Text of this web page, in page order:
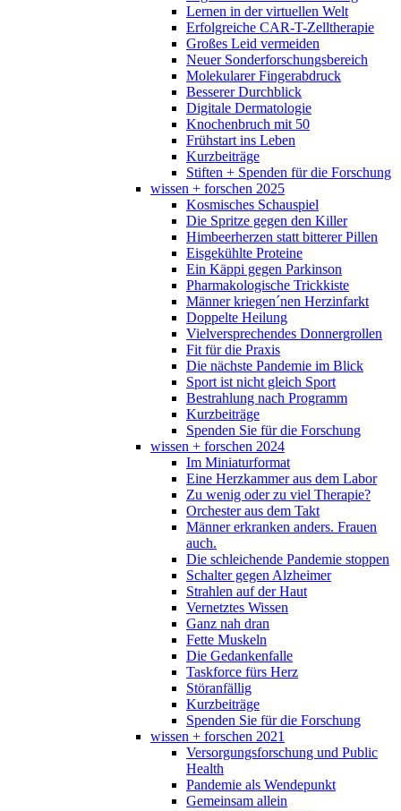
Lernen in der virtuellen Welt
Erfolgreiche CAR-T-Zelltherapie
Großes Leid vermeiden
Neuer Sonderforschungsbereich
Molekularer Fingerabdruck
Besserer Durchblick
Digitale Dermatologie
Knochenbruch mit 50
Frühstart ins Leben
Kurzbeiträge
Stiften + Spenden für die Forschung
wissen + forschen 2025
Kosmisches Schauspiel
Die Spritze gegen den Killer
Himbeerherzen statt bitterer Pillen
Eisgekühlte Proteine
Ein Käppi gegen Parkinson
Pharmakologische Trickkiste
Männer kriegen´nen Herzinfarkt
Doppelte Heilung
Vielversprechendes Donnergrollen
Fit für die Praxis
Die nächste Pandemie im Blick
Sport ist nicht gleich Sport
Bestrahlung nach Programm
Kurzbeiträge
Spenden Sie für die Forschung
wissen + forschen 2024
Im Miniaturformat
Eine Herzkammer aus dem Labor
Zu wenig oder zu viel Therapie?
Orchester aus dem Takt
Männer erkranken anders. Frauen
auch.
Die schleichende Pandemie stoppen
Schalter gegen Alzheimer
Strahlen auf der Haut
Vernetztes Wissen
Ganz nah dran
Fette Muskeln
Die Gedankenfalle
Taskforce fürs Herz
Störanfällig
Kurzbeiträge
Spenden Sie für die Forschung
wissen + forschen 2021
Versorgungsforschung und Public
Health
Pandemie als Wendepunkt
Gemeinsam allein